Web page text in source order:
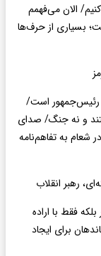
الان می‌فهمم
بسیاری از حرف‌ها
و رئیس‌جمهور است/
و نه جنگ/ صدای
شعام به تفاهم‌نامه
رهبر انقلاب
فقط با اراده
برای ایجاد